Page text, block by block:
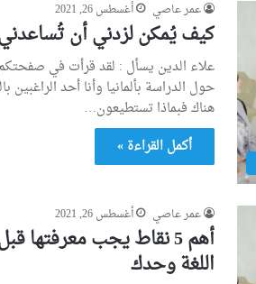
عمر عاصي أغسطس 26, 2021
كيف يُمكن لزدني أن
علاء الدين يسأل : لقد قرأت في
حول الدراسة بألمانيا وأنا أحد الراغبين
هناك فبماذا تستطيعون…
أكمل القراءة »
عمر عاصي أغسطس 26, 2021
أهم 5 نقاط يجب معرفتها
اللغة وحدك‎